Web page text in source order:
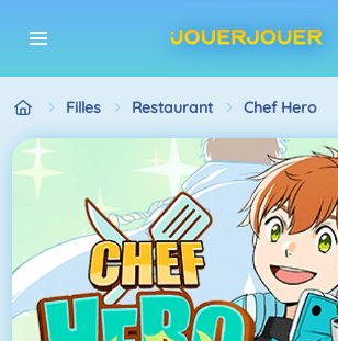
Filles Restaurant Chef Hero